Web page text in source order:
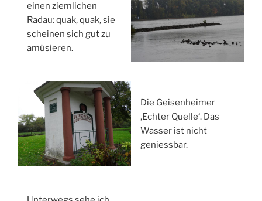
einen ziemlichen
Radau: quak, quak, sie
scheinen sich gut zu
amüsieren.
Die Geisenheimer
‚Echter Quelle‘. Das
Wasser ist nicht
geniessbar.